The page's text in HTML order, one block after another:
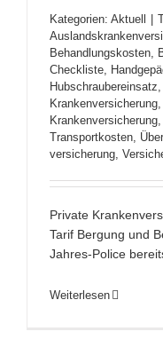
Kategorien: Aktuell
Behandlungskosten,
Checkliste,
Hubschraubereinsatz,
Krankenversicherung,
Krankenversicherung,
Transportkosten,
versicherung,
Private
Tarif Bergung und
Jahres-Police
Weiterlesen